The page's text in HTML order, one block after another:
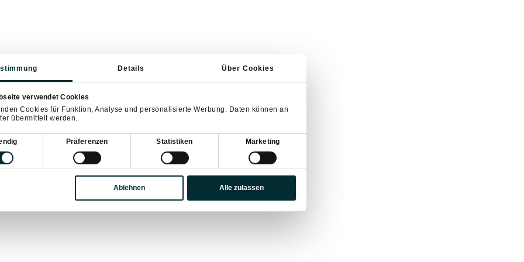
Details Über Cookies
verwendet Cookies
Cookies für Funktion, Analyse und personalisierte Werbung. Daten können an
übermittelt werden.
Präferenzen Statistiken Marketing
Ablehnen Alle zulassen
ist eine spannende Attraktion im Salzburger
undFamilieninteressant ist.
Kombination aus Fußball und Golf, auch
ermöglicht es den Besuchern, in einer malerischen
der für das leibliche Wohl der Gäste sorgt.